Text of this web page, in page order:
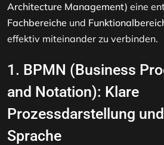
Architecture Management) eine
Fachbereiche und
effektiv miteinander zu verbinden.
1. BPMN (Business
and Notation): Klare
Prozessdarstellung
Sprache